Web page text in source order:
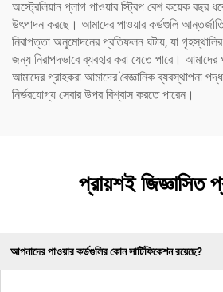
অস্ট্রেলিয়ান প্লাগ পাওয়ার স্ট্রিপ বেশ কয়েক বছর
উৎপাদন করছে। আমাদের পাওয়ার কর্ডগুলি
নিরাপত্তা অনুমোদনের প্রতিফলন ঘটায়, যা গৃহস্থালির
জন্য নিরাপদভাবে ব্যবহার করা যেতে পারে। আমাদের
আমাদের গ্রাহকরা আমাদের বৈজ্ঞানিক ব্যবস্থাপনা
নির্ভরযোগ্য সেবার উপর বিশ্বাস করতে পারেন।
প্রায়শই জিজ্ঞাসিত
আপনাদের পাওয়ার কর্ডগুলির কোন সার্টিফিকেশন রয়েছে?